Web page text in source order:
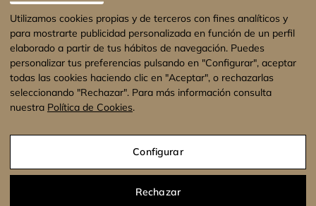
¡Estamos de vacaciones! No se enviarán
pedidos hasta el 17 de Agosto. Muchas
gracias.
Política de privacidad
Utilizamos cookies propias y de terceros con fines analíticos y
para mostrarte publicidad personalizada en función de un perfil
elaborado a partir de tus hábitos de navegación. Puedes
personalizar tus preferencias pulsando en "Configurar", aceptar
todas las cookies haciendo clic en "Aceptar", o rechazarlas
seleccionando "Rechazar". Para más información consulta
nuestra Política de Cookies.
Configurar
Rechazar